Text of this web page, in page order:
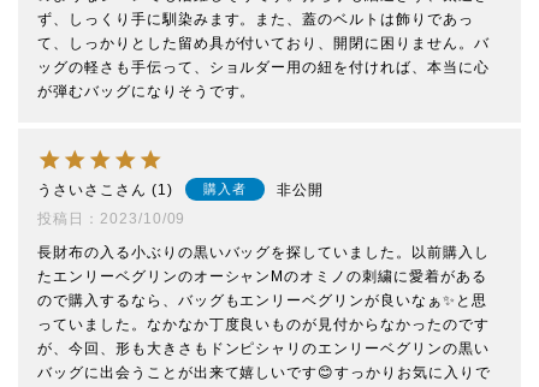
ず、しっくり手に馴染みます。また、蓋のベルトは飾りであっ
て、しっかりとした留め具が付いており、開閉に困りません。バ
ッグの軽さも手伝って、ショルダー用の紐を付ければ、本当に心
が弾むバッグになりそうです。
うさいさこ 1 購入者
非公開
投稿日
2023/10/09
長財布の入る小ぶりの黒いバッグを探していました。以前購入し
たエンリーベグリンのオーシャンМのオミノの刺繍に愛着がある
ので購入するなら、バッグもエンリーベグリンが良いなぁ✨と思
っていました。なかなか丁度良いものが見付からなかったのです
が、今回、形も大きさもドンピシャリのエンリーベグリンの黒い
バッグに出会うことが出来て嬉しいです😊すっかりお気に入りで